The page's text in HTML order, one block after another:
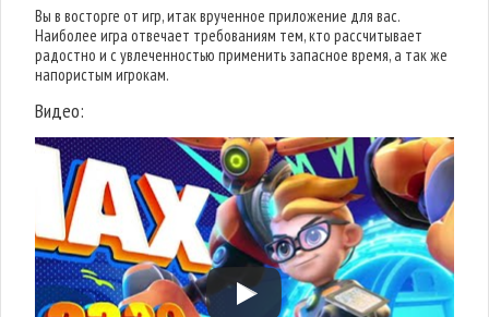
Вы в восторге от игр, итак врученное приложение для вас.
Наиболее игра отвечает требованиям тем, кто рассчитывает
радостно и с увлеченностью применить запасное время, а так же
напористым игрокам.
Видео: